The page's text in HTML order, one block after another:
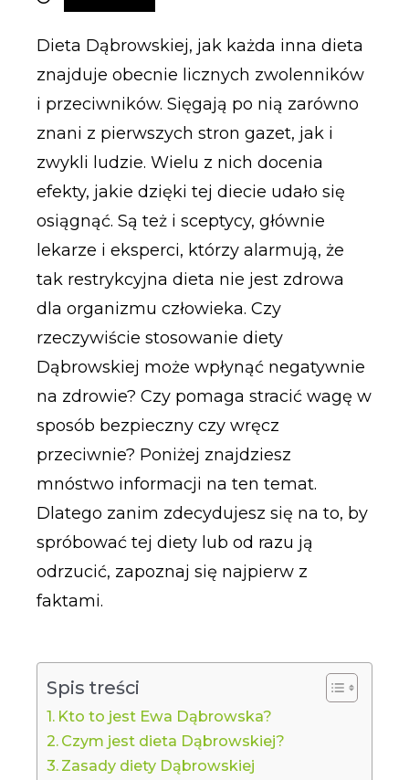
Dieta Dąbrowskiej, jak każda inna dieta
znajduje obecnie licznych zwolenników
i przeciwników. Sięgają po nią zarówno
znani z pierwszych stron gazet, jak i
zwykli ludzie. Wielu z nich docenia
efekty, jakie dzięki tej diecie udało się
osiągnąć. Są też i sceptycy, głównie
lekarze i eksperci, którzy alarmują, że
tak restrykcyjna dieta nie jest zdrowa
dla organizmu człowieka. Czy
rzeczywiście stosowanie diety
Dąbrowskiej może wpłynąć negatywnie
na zdrowie? Czy pomaga stracić wagę w
sposób bezpieczny czy wręcz
przeciwnie? Poniżej znajdziesz
mnóstwo informacji na ten temat.
Dlatego zanim zdecydujesz się na to, by
spróbować tej diety lub od razu ją
odrzucić, zapoznaj się najpierw z
faktami.
Spis treści
Kto to jest Ewa Dąbrowska?
Czym jest dieta Dąbrowskiej?
Zasady diety Dąbrowskiej